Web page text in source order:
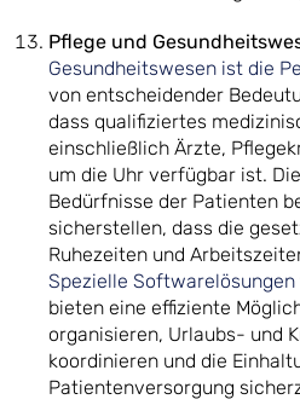
Pflege und
Gesundheitswesen ist die
von entscheidender
dass qualifiziertes
einschließlich Ärzte,
um die Uhr verfügbar ist.
Bedürfnisse der Patienten
sicherstellen, dass die
Ruhezeiten und
Spezielle
bieten eine effiziente
organisieren, Urlaubs- und
koordinieren und die
Patientenversorgung